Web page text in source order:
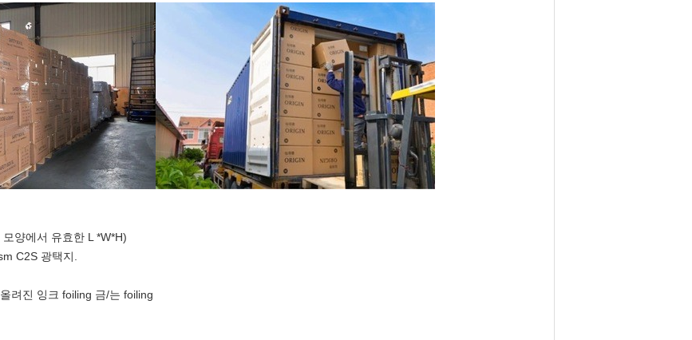
양에서 유효한 L *W*H)
C2S 광택지.
려진 잉크 foiling 금/는 foiling